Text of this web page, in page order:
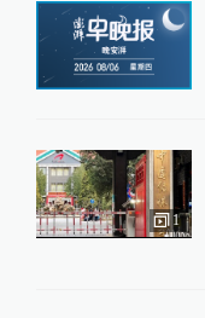
1